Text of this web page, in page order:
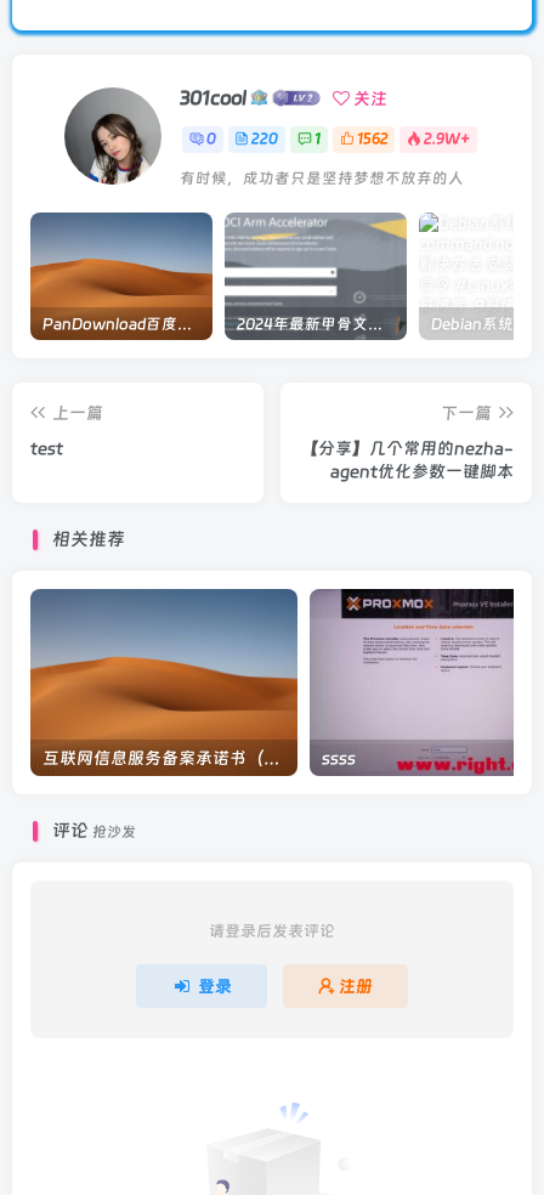
301cool 关注
0 220 1 1562 2.9W+
有时候，成功者只是坚持梦想不放弃的人
PanDownload百度网盘在线解析 2024年最新甲骨文注册及申请免费 VPS 教程
上一篇
test
下一篇
【分享】几个常用的nezha-
agent优化参数一键脚本
相关推荐
互联网信息服务备案承诺书（个人） ssss
评论 抢沙发
请登录后发表评论
登录 注册